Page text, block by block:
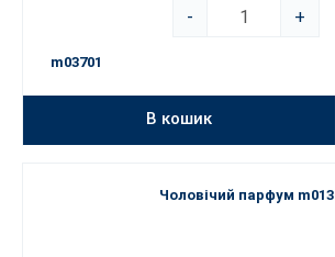
-
+
m03701
В кошик
Чоловічий парфум m013